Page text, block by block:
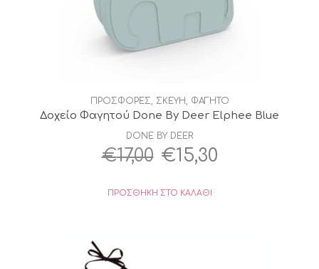
ΠΡΟΣΦΟΡΕΣ, ΣΚΕΥΗ, ΦΑΓΗΤΟ
Δοχείο Φαγητού Done By Deer Elphee Blue
DONE BY DEER
€17,00 Original
€15,30Η
ΠΡΟΣΘΉΚΗ ΣΤΟ ΚΑΛΆΘΙ